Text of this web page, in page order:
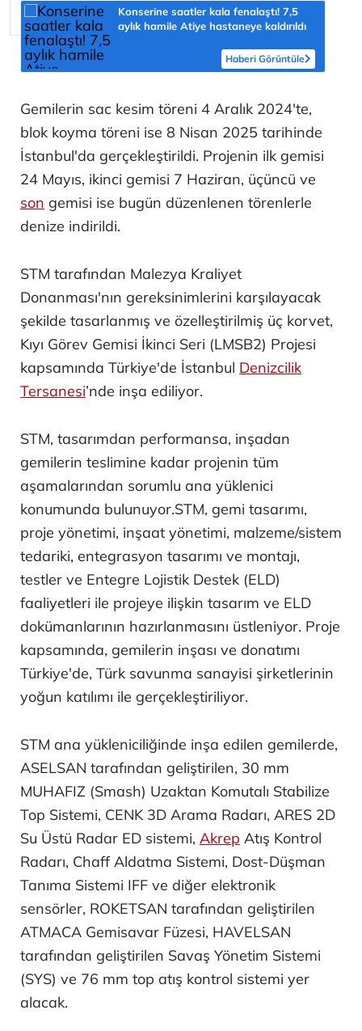
Konserine saatler kala fenalaştı! 7,5
aylık hamile Atiye hastaneye kaldırıldı
Haberi Görüntüle
Gemilerin sac kesim töreni 4 Aralık 2024'te,
blok koyma töreni ise 8 Nisan 2025 tarihinde
İstanbul'da gerçekleştirildi. Projenin ilk gemisi
24 Mayıs, ikinci gemisi 7 Haziran, üçüncü ve
son gemisi ise bugün düzenlenen törenlerle
denize indirildi.
STM tarafından Malezya Kraliyet
Donanması'nın gereksinimlerini karşılayacak
şekilde tasarlanmış ve özelleştirilmiş üç korvet,
Kıyı Görev Gemisi İkinci Seri (LMSB2) Projesi
kapsamında Türkiye'de İstanbul Denizcilik
Tersanesi’nde inşa ediliyor.
STM, tasarımdan performansa, inşadan
gemilerin teslimine kadar projenin tüm
aşamalarından sorumlu ana yüklenici
konumunda bulunuyor.STM, gemi tasarımı,
proje yönetimi, inşaat yönetimi, malzeme/sistem
tedariki, entegrasyon tasarımı ve montajı,
testler ve Entegre Lojistik Destek (ELD)
faaliyetleri ile projeye ilişkin tasarım ve ELD
dokümanlarının hazırlanmasını üstleniyor. Proje
kapsamında, gemilerin inşası ve donatımı
Türkiye'de, Türk savunma sanayisi şirketlerinin
yoğun katılımı ile gerçekleştiriliyor.
STM ana yükleniciliğinde inşa edilen gemilerde,
ASELSAN tarafından geliştirilen, 30 mm
MUHAFIZ (Smash) Uzaktan Komutalı Stabilize
Top Sistemi, CENK 3D Arama Radarı, ARES 2D
Su Üstü Radar ED sistemi, Akrep Atış Kontrol
Radarı, Chaff Aldatma Sistemi, Dost-Düşman
Tanıma Sistemi IFF ve diğer elektronik
sensörler, ROKETSAN tarafından geliştirilen
ATMACA Gemisavar Füzesi, HAVELSAN
tarafından geliştirilen Savaş Yönetim Sistemi
(SYS) ve 76 mm top atış kontrol sistemi yer
alacak.